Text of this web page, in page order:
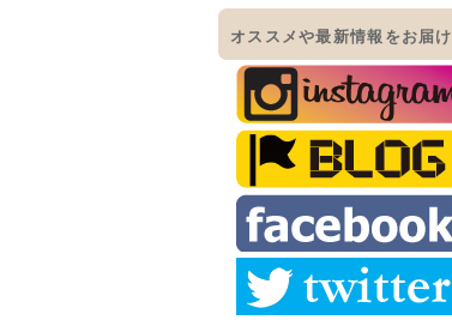
オススメや最新情報をお届け